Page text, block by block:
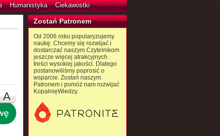
Humanistyka Ciekawostki
A
Zostań Patronem
Od 2006 roku popularyzujemy
naukę. Chcemy się rozwijać i
dostarczać naszym Czytelnikom
jeszcze więcej atrakcyjnych
treści wysokiej jakości. Dlatego
postanowiliśmy poprosić o
wsparcie. Zostań naszym
Patronem i pomóż nam rozwijać
KopalnięWiedzy.